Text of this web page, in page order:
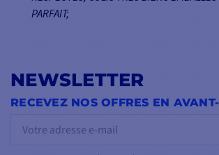
PARFAIT;
NEWSLETTER
RECEVEZ NOS OFFRES EN